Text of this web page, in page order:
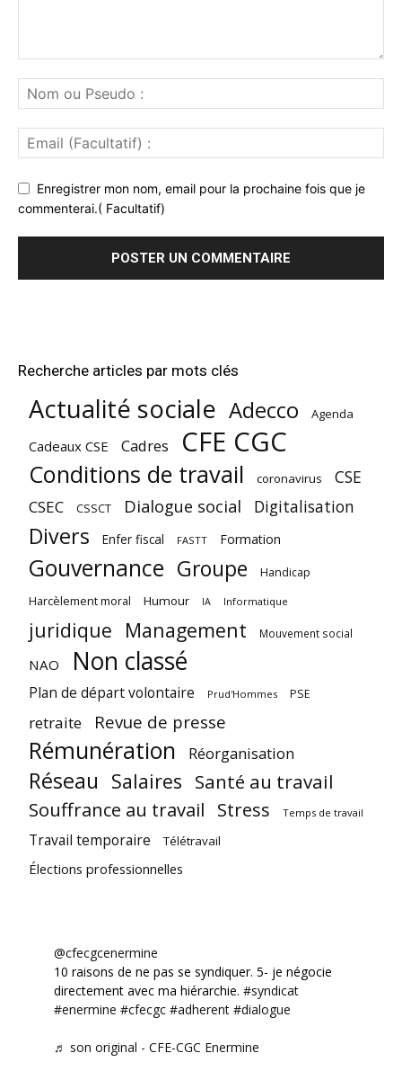
Enregistrer mon nom, email pour la prochaine fois que je
commenterai.( Facultatif)
Recherche articles par mots clés
Actualité sociale Adecco Agenda
Cadeaux CSE Cadres CFE CGC
Conditions de travail coronavirus CSE
CSEC CSSCT Dialogue social Digitalisation
Divers Enfer fiscal FASTT Formation
Gouvernance Groupe Handicap
Harcèlement moral Humour IA Informatique
juridique Management Mouvement social
NAO Non classé
Plan de départ volontaire Prud'Hommes PSE
retraite Revue de presse
Rémunération Réorganisation
Réseau Salaires Santé au travail
Souffrance au travail Stress Temps de travail
Travail temporaire Télétravail
Élections professionnelles
@cfecgcenermine
10 raisons de ne pas se syndiquer. 5- je négocie
directement avec ma hiérarchie. #syndicat
#enermine #cfecgc #adherent #dialogue
♬ son original - CFE-CGC Enermine